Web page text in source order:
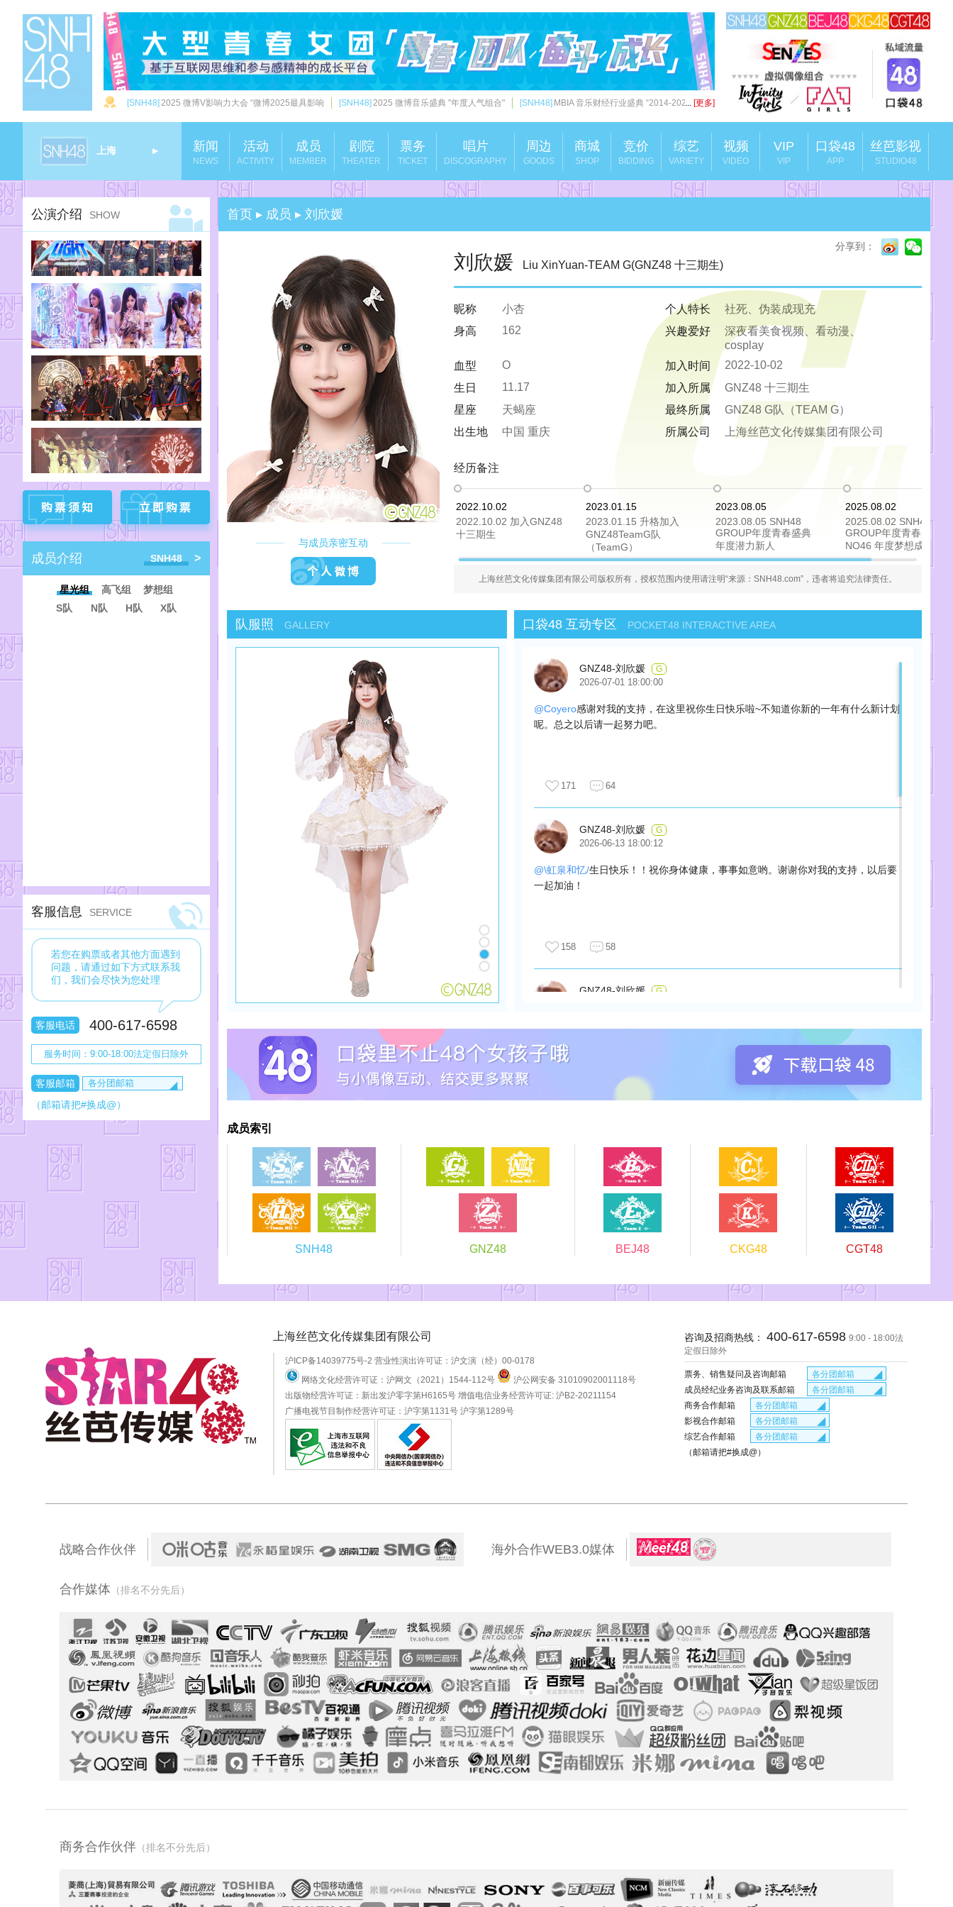
[SNH48] 2025 微博V影响力大会 “微博2025最具影响 [SNH48] 2025 微博音乐盛典 "年度人气组合" [SNH48] MBIA 音乐财经行业盛典 “2014-2024十
... [更多]
上海 ▶
上海
广州 ▶
北京 ▶
重庆 ▶
成都 ▶
新闻
NEWS
活动
ACTIVITY
成员
MEMBER
剧院
THEATER
票务
TICKET
唱片
DISCOGRAPHY
周边
GOODS
商城
SHOP
竞价
BIDDING
综艺
VARIETY
视频
VIDEO
VIP
VIP
口袋48
APP
丝芭影视
STUDIO48
公演介绍 SHOW
成员介绍 SNH48 >
SNH48
星光组 高飞组
梦想组
S队
N队 H队 X队 B队 E队 G队 NIII队 Z队 C队 K队 CII队 GII队
客服信息 SERVICE
若您在购票或者其他方面遇到
问题，请通过如下方式联系我
们，我们会尽快为您处理
客服电话 400-617-6598
服务时间：9:00-18:00法定假日除外
客服邮箱 各分团邮箱 ◢
gnz48kf#qq.com
service_bej48#snh48.com
（邮箱请把#换成@）
首页 ▸ 成员 ▸ 刘欣媛
与成员亲密互动
分享到：
刘欣媛 Liu XinYuan-TEAM G(GNZ48 十三期生)
昵称 小杏 个人特长
社死、伪装成现充
身高
162 兴趣爱好
深夜看美食视频、看动漫、
cosplay
血型
O 加入时间
2022-10-02
生日
11.17 加入所属
GNZ48 十三期生
星座
天蝎座 最终所属
GNZ48 G队（TEAM G）
出生地
中国 重庆 所属公司 上海丝芭文化传媒集团有限公司
经历备注
2022.10.02
2022.10.02 加入GNZ48
十三期生
2023.01.15
2023.01.15 升格加入
GNZ48TeamG队
（TeamG）
2023.08.05
2023.08.05 SNH48
GROUP年度青春盛典
年度潜力新人
2025.08.02
2025.08.02 SNH48
GROUP年度青春盛典
NO46 年度梦想成员奖
上海丝芭文化传媒集团有限公司版权所有，授权范围内使用请注明“来源：SNH48.com”，违者将追究法律责任。
队服照 GALLERY 口袋48 互动专区 POCKET48 INTERACTIVE AREA
GNZ48-刘欣媛 G
2026-07-01 18:00:00
@Coyero感谢对我的支持，在这里祝你生日快乐啦~不知道你新的一年有什么新计划
呢。总之以后请一起努力吧。
64
171
GNZ48-刘欣媛 G
2026-06-13 18:00:12
@\虹泉和忆/生日快乐！！祝你身体健康，事事如意哟。谢谢你对我的支持，以后要
一起加油！
58
158
GNZ48-刘欣媛 G
@202601142259014kd感谢对我的支持，在这里祝你生日快乐啦~不知道你新的一
年有什么新计划呢。总之以后请一起努力吧。
GNZ48-刘欣媛
2026-04-17 17:52:42
破壳日快乐！特此为你发送祝福，希望新的一年里一切顺利！谢谢一
直以来对SNH48和对我的支持，以后的日子我们也一起加油吧！
生日快乐！！祝你身体健康，事事如意哟。谢谢你对我的支持，以后要一起
成员索引
SNH48 GNZ48 BEJ48 CKG48 CGT48
上海丝芭文化传媒集团有限公司
沪ICP备14039775号-2 营业性演出许可证：沪文演（经）00-0178
网络文化经营许可证：沪网文（2021）1544-112号
沪公网安备 31010902001118号
出版物经营许可证：新出发沪零字第H6165号 增值电信业务经营许可证: 沪B2-20211154
广播电视节目制作经营许可证：沪字第1131号 沪字第1289号
咨询及招商热线： 400-617-6598 9:00 - 18:00法
定假日除外
票务、销售疑问及咨询邮箱 各分团邮箱 ◢
tickets#snh48.com
gnz48kf#qq.com
service_bej48#snh48.com
成员经纪业务咨询及联系邮箱 各分团邮箱 ◢
jingji#snh48.com
jingji_gnz48#snh48.com
jingji#bej48.com
商务合作邮箱 各分团邮箱 ◢
business#snh48.com
business_gnz48#snh48.com
business#bej48.com
影视合作邮箱 各分团邮箱 ◢
yingshi#snh48.com
yingshi_gnz48#snh48.com
yingshi#bej48.com
综艺合作邮箱 各分团邮箱 ◢
zongyi#snh48.com
（邮箱请把#换成@）
战略合作伙伴 海外合作WEB3.0媒体
合作媒体 （排名不分先后）
商务合作伙伴 （排名不分先后）